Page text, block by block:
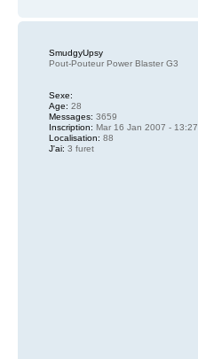
SmudgyUpsy
Pout-Pouteur Power Blaster G3
Sexe:
Age: 28
Messages: 3659
Inscription: Mar 16 Jan 2007 - 13:27
Localisation: 88
J'ai: 3 furet